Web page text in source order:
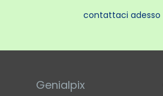
contattaci adesso
Genialpix